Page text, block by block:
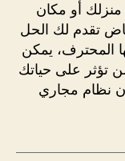
أو مكان
تقدم لك الحل
المحترف، يمكن
تؤثر على حياتك
نظام مجاري